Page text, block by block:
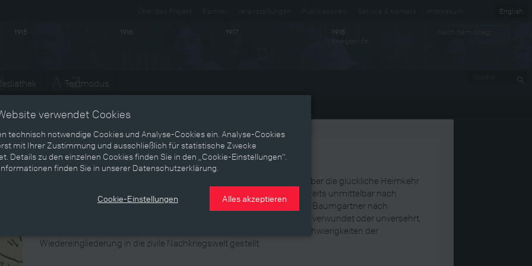
English
1915 1916 1917 1918
Textmodus
Heimkehr
Im November 1920 erscheint im „Neuigkeits-Welt-Blatt“ ein Bericht über die glückliche Heimkehr
aller sieben Brüder der Familie Baumgartner. Sechs Brüder waren bereits unmittelbar nach
Kriegsende unbeschadet von der Front zurückgekehrt, während Otto Baumgartner nach
fünfjähriger Kriegsgefangenschaft im Jahre 1920 in Wien eintrifft. Ob verwundet oder unversehrt,
aus feindlichem Gewahrsam oder nicht, waren Heimkehrer vor die Schwierigkeiten der
Wiedereingliederung in die zivile Nachkriegswelt gestellt.
verwendet Cookies
technisch notwendige Cookies und Analyse-Cookies ein. Analyse-Cookies
mit Ihrer Zustimmung und ausschließlich für statistische Zwecke
Details zu den einzelnen Cookies finden Sie in den „Cookie-Einstellungen“.
finden Sie in unserer Datenschutzerklärung.
Cookie-Einstellungen Alles akzeptieren